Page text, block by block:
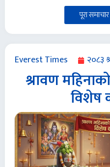
पूरा
Everest Times २०८३
श्रावण
विशेष